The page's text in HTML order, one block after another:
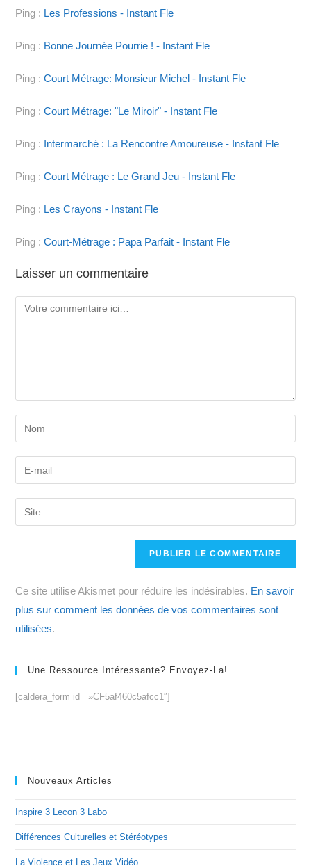
Ping : Les Professions - Instant Fle
Ping : Bonne Journée Pourrie ! - Instant Fle
Ping :Court Métrage: Monsieur Michel - Instant Fle
Ping :Court Métrage: "Le Miroir" - Instant Fle
Ping : Intermarché : La Rencontre Amoureuse - Instant Fle
Ping :Court Métrage : Le Grand Jeu - Instant Fle
Ping : Les Crayons - Instant Fle
Ping :Court-Métrage : Papa Parfait - Instant Fle
Laisser un commentaire
Comment
your
name
comment
your
email
address
l’URL
(facultatif)
Ce site utilise Akismet pour réduire les indésirables. En savoir
plus sur comment les données de vos commentaires sont
utilisées.
Une Ressource Intéressante? Envoyez-La!
[caldera_form id= »CF5af460c5afcc1″]
Nouveaux Articles
Inspire 3 Lecon 3 Labo
Différences Culturelles et Stéréotypes
La Violence et Les Jeux Vidéo